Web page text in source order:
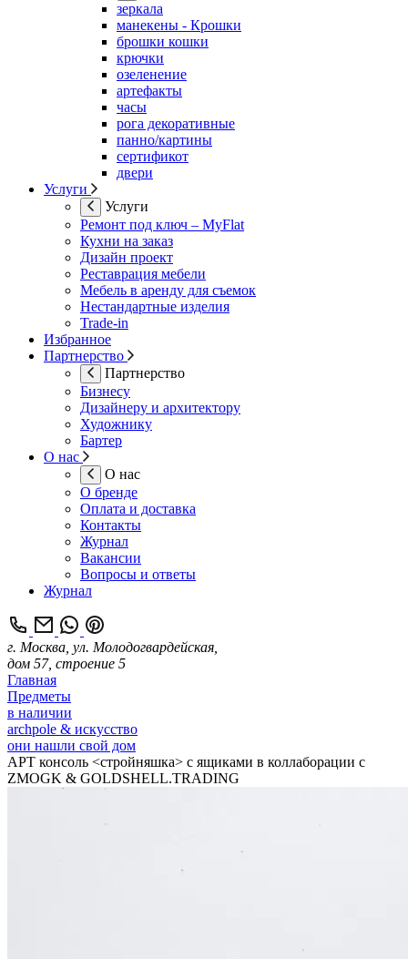
зеркала
манекены - Крошки
брошки кошки
крючки
озеленение
артефакты
часы
рога декоративные
панно/картины
сертификот
двери
Услуги
Услуги
Ремонт под ключ – MyFlat
Кухни на заказ
Дизайн проект
Реставрация мебели
Мебель в аренду для съемок
Нестандартные изделия
Trade-in
Избранное
Партнерство
Партнерство
Бизнесу
Дизайнеру и архитектору
Художнику
Бартер
О нас
О нас
О бренде
Оплата и доставка
Контакты
Журнал
Вакансии
Вопросы и ответы
Журнал
г. Москва, ул. Молодогвардейская,
дом 57, строение 5
Главная
Предметы
в наличии
archpole & искусство
они нашли свой дом
АРТ консоль <стройняшка> с ящиками в коллаборации с
ZMOGK & GOLDSHELL.TRADING